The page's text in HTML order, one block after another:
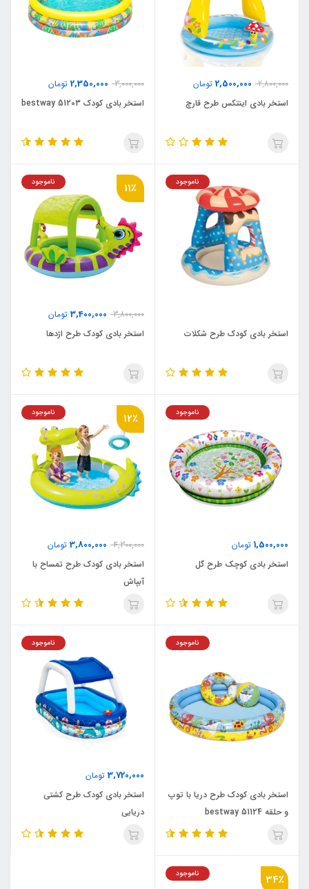
2,800,000
2,500,000 تومان
استخر بادی اینتکس طرح قارچ
3,000,000
2,350,000 تومان
استخر بادی کودک bestway 51203
ناموجود
استخر بادی کودک طرح شکلات
11٪
3,800,000
3,400,000 تومان
ناموجود
استخر بادی کودک طرح اژدها
1,500,000 تومان
ناموجود
استخر بادی کوچک طرح گل
12٪
4,300,000
3,800,000 تومان
ناموجود
استخر بادی کودک طرح تمساح با
آبپاش
ناموجود
استخر بادی کودک طرح دریا با توپ
و حلقه bestway 51124
3,720,000 تومان
ناموجود
استخر بادی کودک طرح کشتی
دریایی
34٪ ناموجود